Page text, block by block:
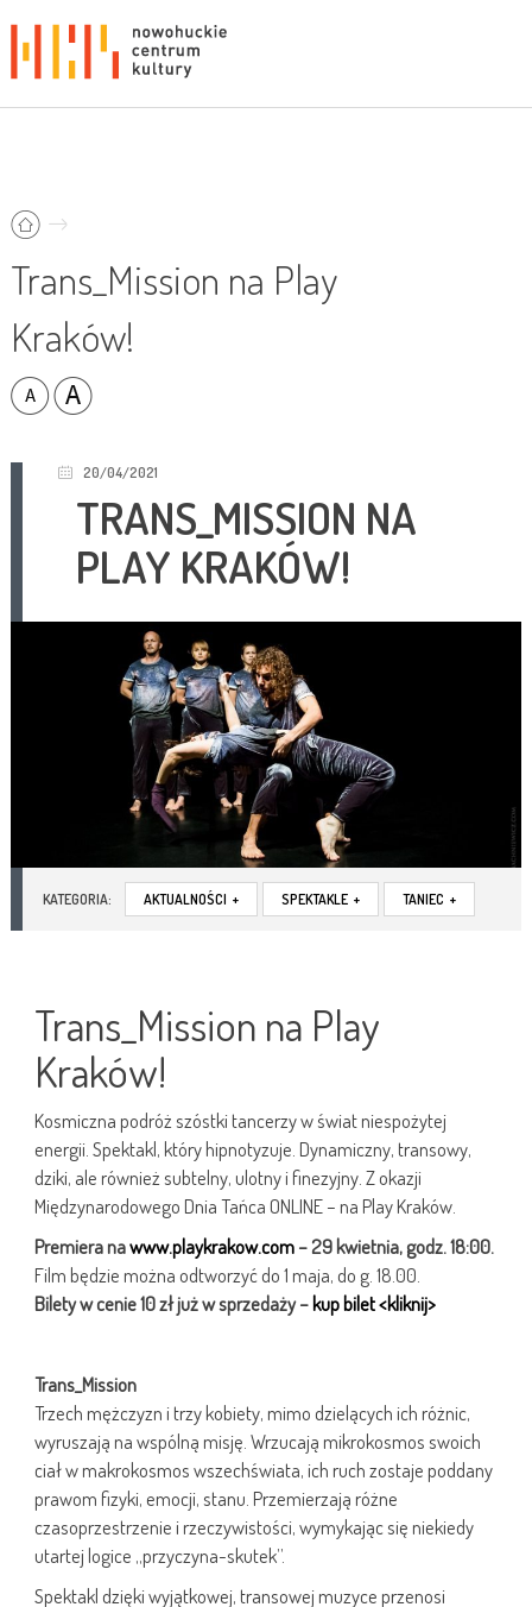
Trans_Mission na Play
Kraków!
20/04/2021
TRANS_MISSION NA
PLAY KRAKÓW!
KATEGORIA: AKTUALNOŚCI + SPEKTAKLE + TANIEC +
Trans_Mission na Play
Kraków!
Kosmiczna podróż szóstki tancerzy w świat niespożytej
energii. Spektakl, który hipnotyzuje. Dynamiczny, transowy,
dziki, ale również subtelny, ulotny i finezyjny. Z okazji
Międzynarodowego Dnia Tańca ONLINE – na Play Kraków.
Premiera nawww.playkrakow.com– 29 kwietnia, godz. 18:00.
Film będzie można odtworzyć do 1 maja, do g. 18.00.
Bilety w cenie 10 zł już w sprzedaży –kup bilet <kliknij>
Trans_Mission
Trzech mężczyzn i trzy kobiety, mimo dzielących ich różnic,
wyruszają na wspólną misję. Wrzucają mikrokosmos swoich
ciał w makrokosmos wszechświata, ich ruch zostaje poddany
prawom fizyki, emocji, stanu. Przemierzają różne
czasoprzestrzenie i rzeczywistości, wymykając się niekiedy
utartej logice „przyczyna-skutek”.
Spektakl dzięki wyjątkowej, transowej muzyce przenosi